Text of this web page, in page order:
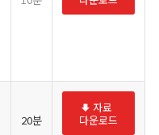
20분
자료
다운로드